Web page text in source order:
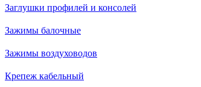
Заглушки профилей и консолей
Зажимы балочные
Зажимы воздуховодов
Крепеж кабельный